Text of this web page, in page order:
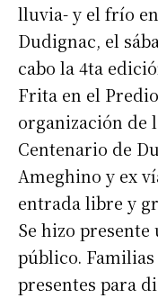
lluvia- y el frío
Dudignac, el
cabo la 4ta
Frita en el
organización de
Centenario de
Ameghino y ex
entrada libre y
Se hizo
público.
presentes para